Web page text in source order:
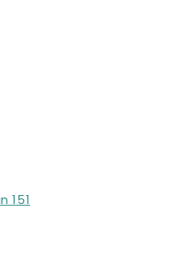
151